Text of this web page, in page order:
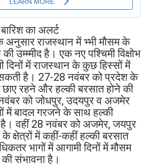
का अलर्ट
अनुसार राजस्थान में भ्भी मौसम के
उम्म्मीद है। एक नए पश्चिमी विक्षोभ
में राजस्थान के कुछ हिस्सों में
सकती है। 27-28 नवंबर को प्रदेश के
रहने और हल्की बरसात होने की
को जोधपुर, उदयपुर व अजमेर
में बादल गरजने के साथ हल्की
वहीं 28 नवंबर को अजमेर, जयपुर
क्षेत्रों में कहीं-कहीं हल्की बरसात
भागों में आगामी दिनों में मौसम
संभावना है।